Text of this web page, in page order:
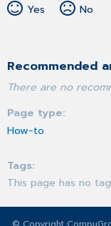
Yes
No
Recommended
There are no
Page type
How-to
Tags
This page has no